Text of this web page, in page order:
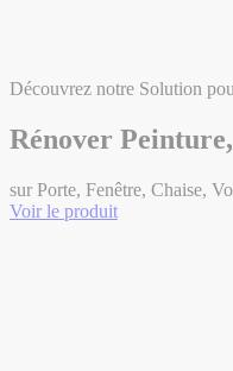
Découvrez notre Solution
Rénover
sur Porte, Fenêtre, Chaise,
Voir le produit